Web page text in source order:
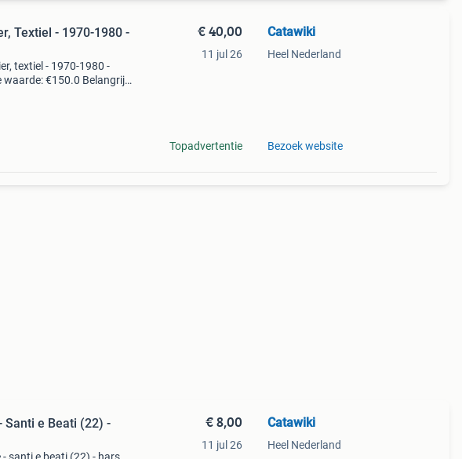
Textiel - 1970-1980 -
textiel - 1970-1980 -
€150.0 Belangrijk:
€ 40,00
11 jul 26
Topadvertentie
Catawiki
Heel Nederland
Bezoek website
Santi e Beati (22) -
€ 8,00
11 jul 26
Catawiki
Heel Nederland